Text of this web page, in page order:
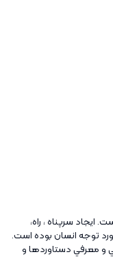
ايجاد سرپناه ، راه،
توجه انسان بوده است.
و معرفي دستاوردها و